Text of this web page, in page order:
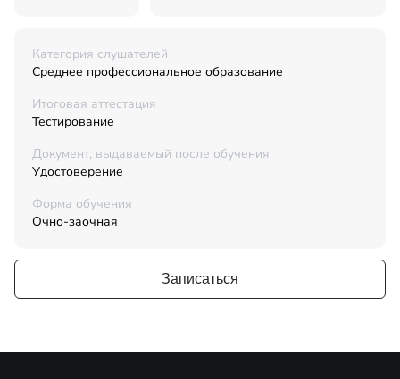
Категория слушателей
Среднее профессиональное образование
Итоговая аттестация
Тестирование
Документ, выдаваемый после обучения
Удостоверение
Форма обучения
Очно-заочная
Записаться